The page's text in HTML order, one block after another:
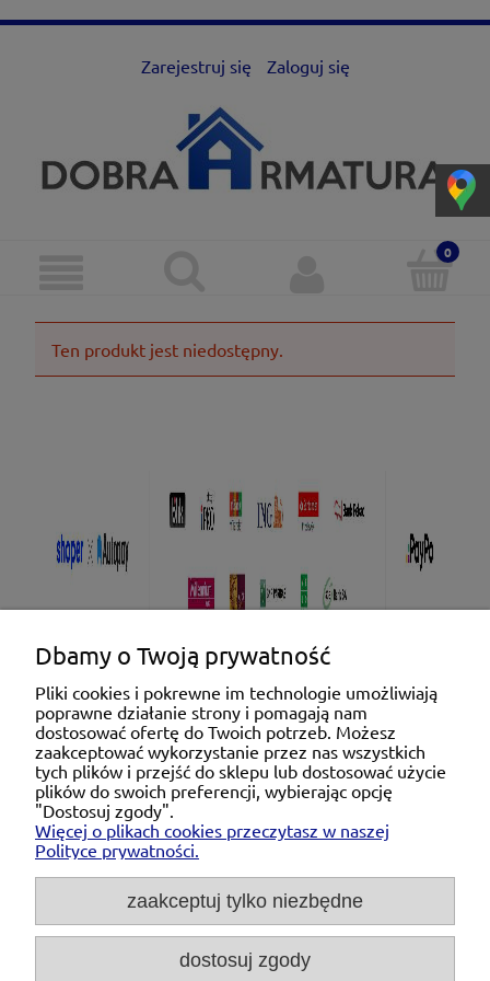
Zarejestruj się Zaloguj się
Ten produkt jest niedostępny.
Pomoc
Moje konto
Płatności i dostawa
O nas
Michał Niedźwiecki Dobra Armatura, ul. Krakowska
Dbamy o Twoją prywatność
Pliki cookies i pokrewne im technologie umożliwiają
poprawne działanie strony i pomagają nam
dostosować ofertę do Twoich potrzeb. Możesz
zaakceptować wykorzystanie przez nas wszystkich
tych plików i przejść do sklepu lub dostosować użycie
plików do swoich preferencji, wybierając opcję
"Dostosuj zgody".
Więcej o plikach cookies przeczytasz w naszej
Polityce prywatności.
zaakceptuj tylko niezbędne
dostosuj zgody